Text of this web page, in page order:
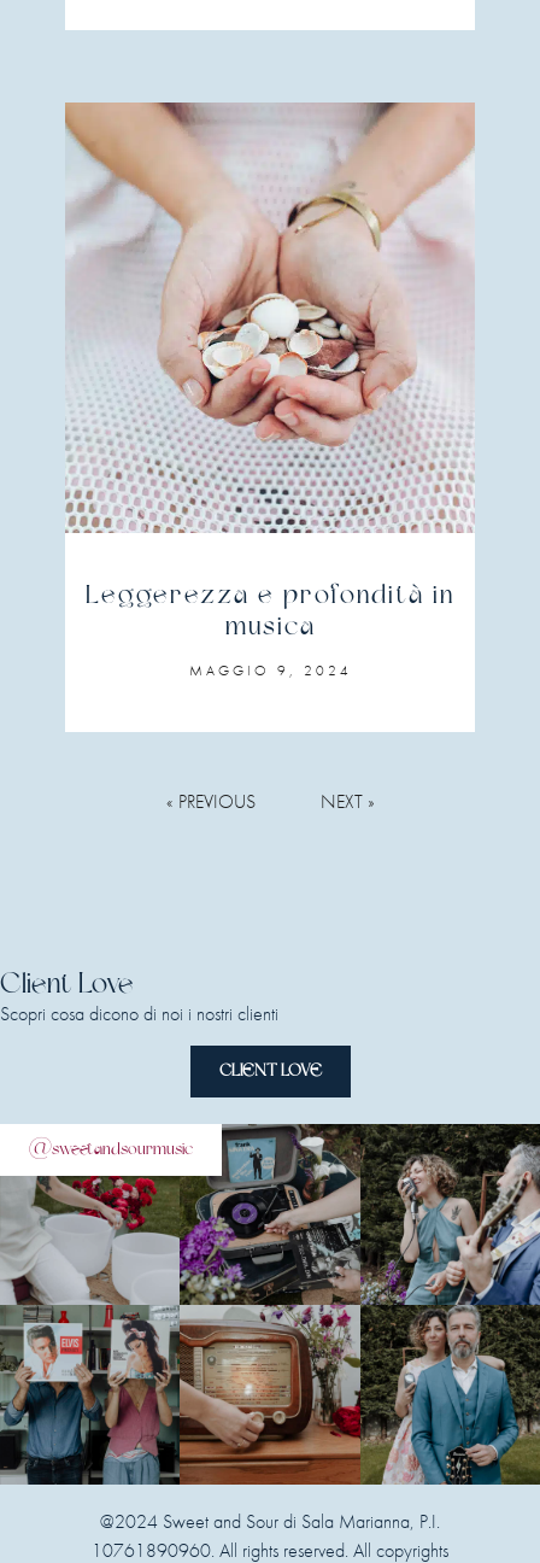
Leggerezza e profondità in
musica
MAGGIO 9, 2024
« PREVIOUS NEXT »
Client Love
Scopri cosa dicono di noi i nostri clienti
CLIENT LOVE
@sweetandsourmusic
@2024 Sweet and Sour di Sala Marianna, P.I.
10761890960. All rights reserved. All copyrights